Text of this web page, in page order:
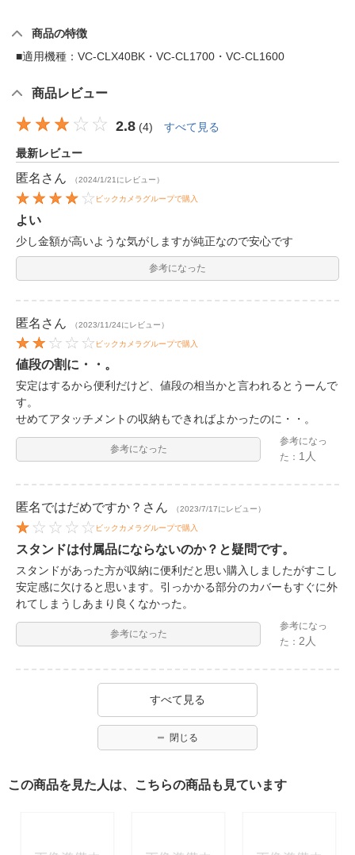
商品の特徴
■適用機種：VC-CLX40BK・VC-CL1700・VC-CL1600
商品レビュー
2.8 (4) すべて見る
最新レビュー
匿名 さん （2024/1/21にレビュー）
ビックカメラグループで購入
よい
少し金額が高いような気がしますが純正なので安心です
参考になった
匿名 さん （2023/11/24にレビュー）
ビックカメラグループで購入
値段の割に・・。
安定はするから便利だけど、値段の相当かと言われるとうーんで
す。
せめてアタッチメントの収納もできればよかったのに・・。
参考になった
参考になっ
た： 1人
匿名ではだめですか？ さん （2023/7/17にレビュー）
ビックカメラグループで購入
スタンドは付属品にならないのか？と疑問です。
スタンドがあった方が収納に便利だと思い購入しましたがすこし
安定感に欠けると思います。引っかかる部分のカバーもすぐに外
れてしまうしあまり良くなかった。
参考になった
参考になっ
た：2人
すべて見る
閉じる
この商品を見た人は、こちらの商品も見ています